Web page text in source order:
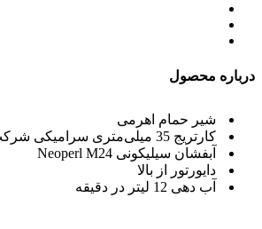
درباره محصول
شیر حمام اهرمی
کارتریج 35 میلی‌متری سرامیکی شرکت
آبفشان سیلیکونی
دایورتور از بالا
آب دهی 12 لیتر در دقیقه